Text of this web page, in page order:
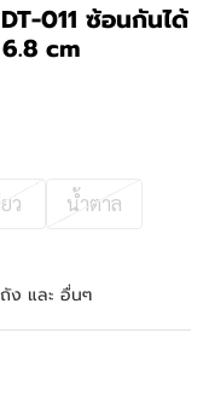
011 ซ้อนกันได้
cm
ว
น้ำตาล
ง และ อื่นๆ